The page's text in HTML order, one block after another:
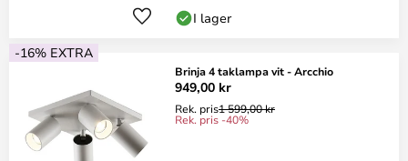
I lager
-16% EXTRA
Brinja 4 taklampa vit - Arcchio
949,00 kr
Rek. pris1 599,00 kr
Rek. pris -40%